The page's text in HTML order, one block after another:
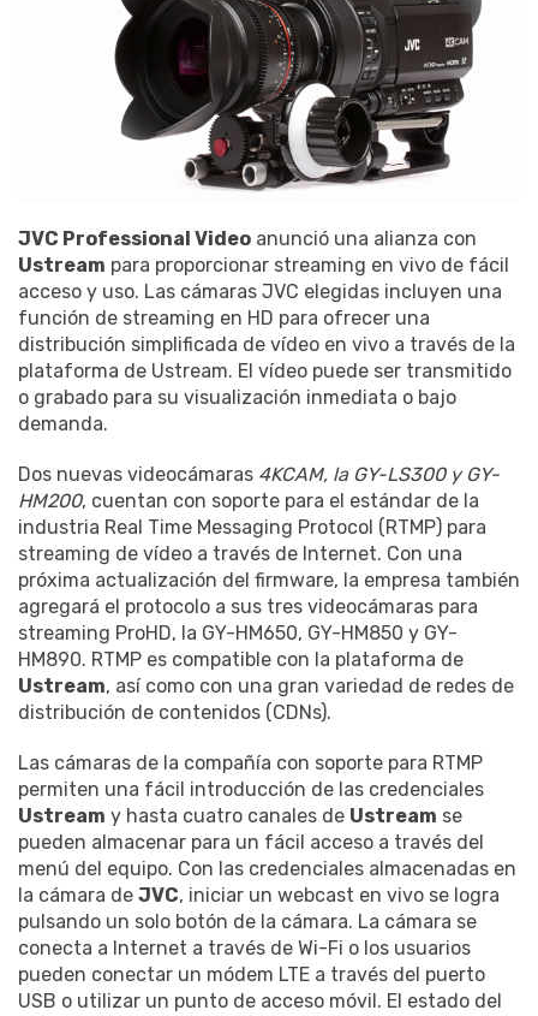
JVC Professional Video anunció una alianza con
Ustream para proporcionar streaming en vivo de fácil
acceso y uso. Las cámaras JVC elegidas incluyen una
función de streaming en HD para ofrecer una
distribución simplificada de vídeo en vivo a través de la
plataforma de Ustream. El vídeo puede ser transmitido
o grabado para su visualización inmediata o bajo
demanda.
Dos nuevas videocámaras 4KCAM, la GY-LS300 y GY-
HM200, cuentan con soporte para el estándar de la
industria Real Time Messaging Protocol (RTMP) para
streaming de vídeo a través de Internet. Con una
próxima actualización del firmware, la empresa también
agregará el protocolo a sus tres videocámaras para
streaming ProHD, la GY-HM650, GY-HM850 y GY-
HM890. RTMP es compatible con la plataforma de
Ustream, así como con una gran variedad de redes de
distribución de contenidos (CDNs).
Las cámaras de la compañía con soporte para RTMP
permiten una fácil introducción de las credenciales
Ustream y hasta cuatro canales de Ustream se
pueden almacenar para un fácil acceso a través del
menú del equipo. Con las credenciales almacenadas en
la cámara de JVC, iniciar un webcast en vivo se logra
pulsando un solo botón de la cámara. La cámara se
conecta a Internet a través de Wi-Fi o los usuarios
pueden conectar un módem LTE a través del puerto
USB o utilizar un punto de acceso móvil. El estado del